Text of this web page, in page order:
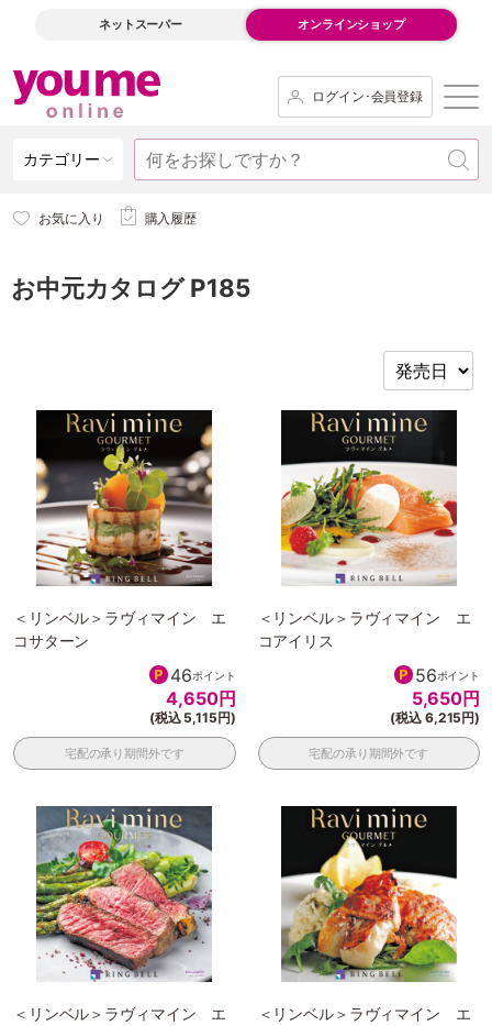
ネットスーパー オンラインショップ
ログイン･会員登録
カテゴリー
お気に入り 購入履歴
お中元カタログ P185
＜リンベル＞ラヴィマイン エ
コサターン
46ポイント
4,650円
(税込 5,115円)
宅配の承り期間外です
＜リンベル＞ラヴィマイン エ
コアイリス
56ポイント
5,650円
(税込 6,215円)
宅配の承り期間外です
＜リンベル＞ラヴィマイン エ
＜リンベル＞ラヴィマイン エ